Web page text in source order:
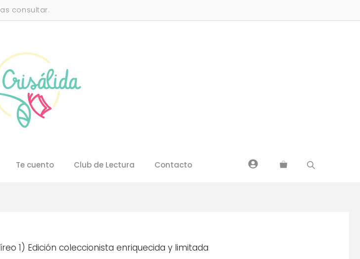
consultar.
Te cuento Club de Lectura Contacto
1) Edición coleccionista enriquecida y limitada